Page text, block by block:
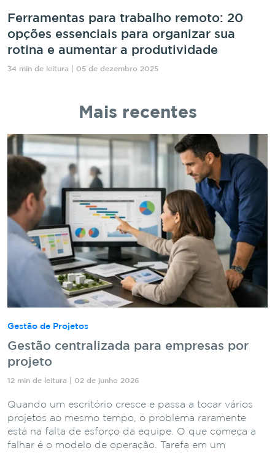
Ferramentas para trabalho remoto: 20
opções essenciais para organizar sua
rotina e aumentar a produtividade
34 min de leitura | 05 de dezembro 2025
Mais recentes
Gestão de Projetos
Gestão centralizada para empresas por
projeto
12 min de leitura | 02 de junho 2026
Quando um escritório cresce e passa a tocar vários
projetos ao mesmo tempo, o problema raramente
está na falta de esforço da equipe. O que começa a
falhar é o modelo de operação. Tarefa em um